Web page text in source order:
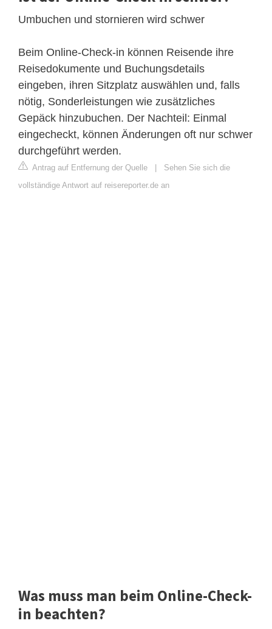
Umbuchen und stornieren wird schwer
Beim Online-Check-in können Reisende ihre
Reisedokumente und Buchungsdetails
eingeben, ihren Sitzplatz auswählen und, falls
nötig, Sonderleistungen wie zusätzliches
Gepäck hinzubuchen. Der Nachteil: Einmal
eingecheckt, können Änderungen oft nur schwer
durchgeführt werden.
Antrag auf Entfernung der Quelle | Sehen Sie sich die
vollständige Antwort auf reisereporter.de an
Was muss man beim Online-Check-
in beachten?